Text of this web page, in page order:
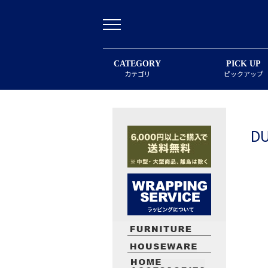
CATEGORY
カテゴリ
PICK UP
ピックアップ